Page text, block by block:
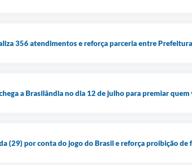
356 atendimentos e reforça parceria entre
a Brasilândia no dia 12 de julho para premiar quem
(29) por conta do jogo do Brasil e reforça proibição de